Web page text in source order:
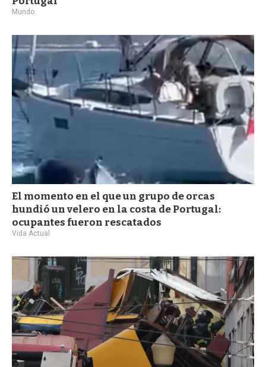
Mundo
El momento en el que un grupo de orcas
hundió un velero en la costa de Portugal:
ocupantes fueron rescatados
Vida Actual